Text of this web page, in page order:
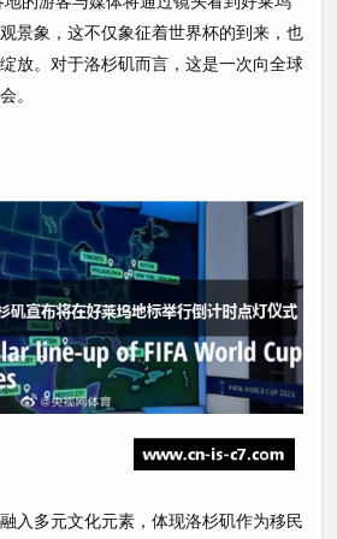
景象，这不仅象征着世界杯的到来，也
放。对于洛杉矶而言，这是一次向全球
。
入多元文化元素，体现洛杉矶作为移民